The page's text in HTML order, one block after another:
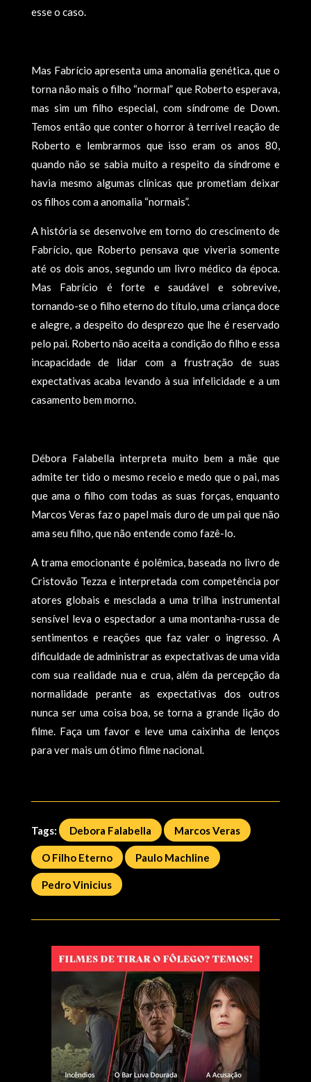
esse o caso.
Mas Fabrício apresenta uma anomalia genética, que o
torna não mais o filho “normal” que Roberto esperava,
mas sim um filho especial, com síndrome de Down.
Temos então que conter o horror à terrível reação de
Roberto e lembrarmos que isso eram os anos 80,
quando não se sabia muito a respeito da síndrome e
havia mesmo algumas clínicas que prometiam deixar
os filhos com a anomalia “normais”.
A história se desenvolve em torno do crescimento de
Fabrício, que Roberto pensava que viveria somente
até os dois anos, segundo um livro médico da época.
Mas Fabrício é forte e saudável e sobrevive,
tornando-se o filho eterno do título, uma criança doce
e alegre, a despeito do desprezo que lhe é reservado
pelo pai. Roberto não aceita a condição do filho e essa
incapacidade de lidar com a frustração de suas
expectativas acaba levando à sua infelicidade e a um
casamento bem morno.
Débora Falabella interpreta muito bem a mãe que
admite ter tido o mesmo receio e medo que o pai, mas
que ama o filho com todas as suas forças, enquanto
Marcos Veras faz o papel mais duro de um pai que não
ama seu filho, que não entende como fazê-lo.
A trama emocionante é polêmica, baseada no livro de
Cristovão Tezza e interpretada com competência por
atores globais e mesclada a uma trilha instrumental
sensível leva o espectador a uma montanha-russa de
sentimentos e reações que faz valer o ingresso. A
dificuldade de administrar as expectativas de uma vida
com sua realidade nua e crua, além da percepção da
normalidade perante as expectativas dos outros
nunca ser uma coisa boa, se torna a grande lição do
filme. Faça um favor e leve uma caixinha de lenços
para ver mais um ótimo filme nacional.
Tags: Debora Falabella Marcos Veras
O Filho Eterno Paulo Machline
Pedro Vinicius